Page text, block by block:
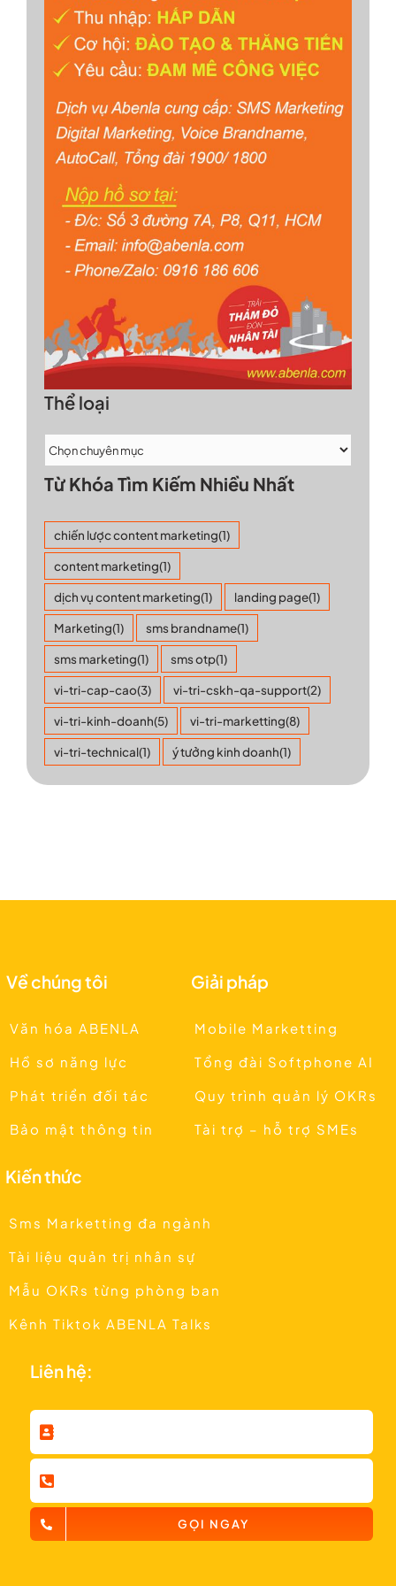
Thể loại
Từ Khóa Tìm Kiếm Nhiều Nhất
chiến lược content marketing(1)
content marketing(1)
dịch vụ content marketing(1) landing page(1)
Marketing(1) sms brandname(1)
sms marketing(1) sms otp(1)
vi-tri-cap-cao(3) vi-tri-cskh-qa-support(2)
vi-tri-kinh-doanh(5) vi-tri-marketting(8)
vi-tri-technical(1) ý tưởng kinh doanh(1)
Về chúng tôi
Văn hóa ABENLA
Hồ sơ năng lực
Phát triển đối tác
Bảo mật thông tin
Giải pháp
Mobile Marketting
Tổng đài Softphone AI
Quy trình quản lý OKRs
Tài trợ – hỗ trợ SMEs
Kiến thức
Sms Marketting đa ngành
Tài liệu quản trị nhân sự
Mẫu OKRs từng phòng ban
Kênh Tiktok ABENLA Talks
Liên hệ:
GỌI NGAY